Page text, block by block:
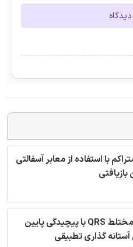
با استفاده از معابر آسفالتی
ترجمه مقاله آشکارساز مختلط QRS با پیچیدگی پایین
گذاری تطبیقی